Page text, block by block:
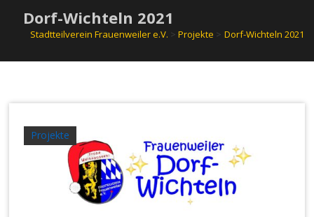
Dorf-Wichteln 2021
Stadtteilverein Frauenweiler e.V. > Projekte > Dorf-Wichteln 2021
Projekte